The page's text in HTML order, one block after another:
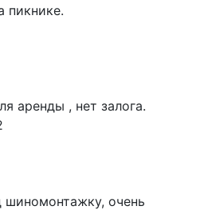
пикнике.
аренды , нет залога.
шиномонтажку, очень